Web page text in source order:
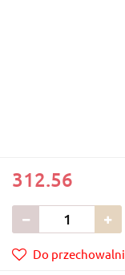
312.56
Do przechowalni